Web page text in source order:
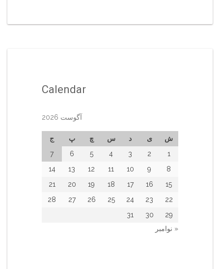
Calendar
آگوست 2026
ش ی د س چ پ
ج
1
2
3
4
5
6
7
8
9
10
11
12
13
14
15
16
17
18
19
20
21
22
23
24
25
26
27
28
29
30
31
« نوامبر